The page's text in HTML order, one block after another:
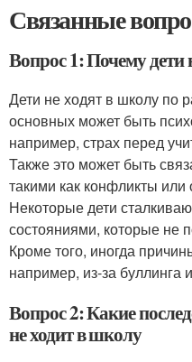
Связанные
Вопрос 1: Почему дети
Дети не ходят в школу по
основных может быть
например, страх перед
Также это может быть
такими как конфликты или
Некоторые дети
состояниями, которые не
Кроме того, иногда
например, из-за буллинга
Вопрос 2: Какие
не ходит в школу